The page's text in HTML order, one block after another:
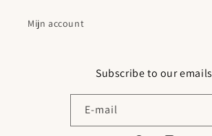
Mijn account
Subscribe to our emails
E‑mail